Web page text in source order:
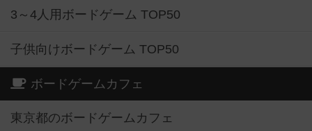
3～4人用ボードゲーム TOP50
子供向けボードゲーム TOP50
ボードゲームカフェ
東京都のボードゲームカフェ